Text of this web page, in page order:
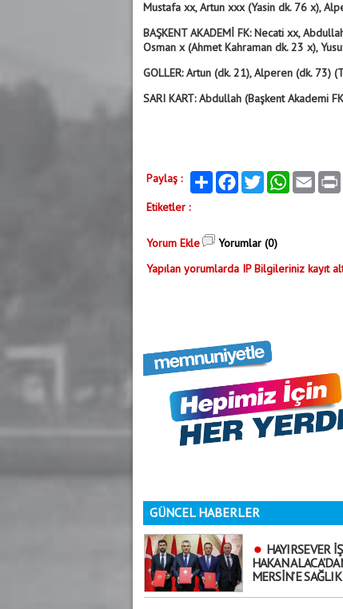
Mustafa xx, Artun xxx (Yasin dk. 76 x),
BAŞKENT AKADEMİ FK: Necati xx,
Osman x (Ahmet Kahraman dk. 23 x),
GOLLER: Artun (dk. 21), Alperen (dk. 73)
SARI KART: Abdullah (Başkent Akademi
Paylaş : Paylaş FacebookTwitter WhatsAppEmail
Etiketler :
Yorum Ekle
Yorumlar (0)
Yapılan yorumlarda IP Bilgileriniz kayıt
GÜNCEL HABERLER
HAYIRSEVER
HAKAN
MERSİN’E